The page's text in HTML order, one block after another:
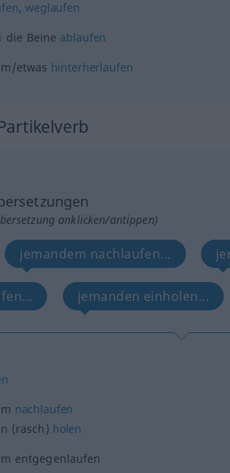
,weglaufen
die Beine ablaufen
etwas hinterherlaufen
anklicken/antippen)
jemandem nachlaufen...
jemanden einholen...
nachlaufen
(rasch) holen
entgegenlaufen